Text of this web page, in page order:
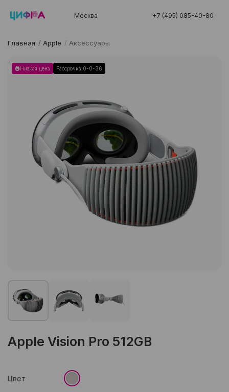
Москва +7 (495) 085-40-80
Главная / Apple / Аксессуары
Низкая цена Рассрочка 0-0-36
Apple Vision Pro 512GB
Цвет